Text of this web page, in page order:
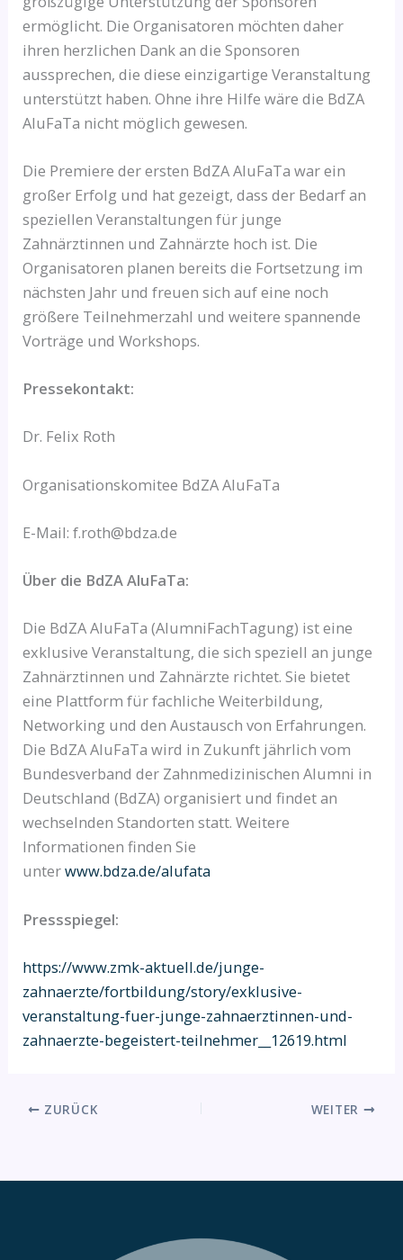
ermöglicht. Die Organisatoren möchten daher
ihren herzlichen Dank an die Sponsoren
aussprechen, die diese einzigartige Veranstaltung
unterstützt haben. Ohne ihre Hilfe wäre die BdZA
AluFaTa nicht möglich gewesen.
Die Premiere der ersten BdZA AluFaTa war ein
großer Erfolg und hat gezeigt, dass der Bedarf an
speziellen Veranstaltungen für junge
Zahnärztinnen und Zahnärzte hoch ist. Die
Organisatoren planen bereits die Fortsetzung im
nächsten Jahr und freuen sich auf eine noch
größere Teilnehmerzahl und weitere spannende
Vorträge und Workshops.
Pressekontakt:
Dr. Felix Roth
Organisationskomitee BdZA AluFaTa
E-Mail: f.roth@bdza.de
Über die BdZA AluFaTa:
Die BdZA AluFaTa (AlumniFachTagung) ist eine
exklusive Veranstaltung, die sich speziell an junge
Zahnärztinnen und Zahnärzte richtet. Sie bietet
eine Plattform für fachliche Weiterbildung,
Networking und den Austausch von Erfahrungen.
Die BdZA AluFaTa wird in Zukunft jährlich vom
Bundesverband der Zahnmedizinischen Alumni in
Deutschland (BdZA) organisiert und findet an
wechselnden Standorten statt. Weitere
Informationen finden Sie
unterwww.bdza.de/alufata
Pressspiegel:
https://www.zmk-aktuell.de/junge-
zahnaerzte/fortbildung/story/exklusive-
veranstaltung-fuer-junge-zahnaerztinnen-und-
zahnaerzte-begeistert-teilnehmer__12619.html
ZURÜCK WEITER